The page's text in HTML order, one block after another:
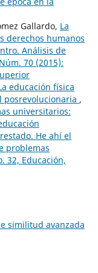
Gallardo, La
derechos humanos
Análisis de
70 (2015):
educación física
posrevolucionaria ,
universitarios:
He ahí el
problemas
32, Educación,
similitud avanzada